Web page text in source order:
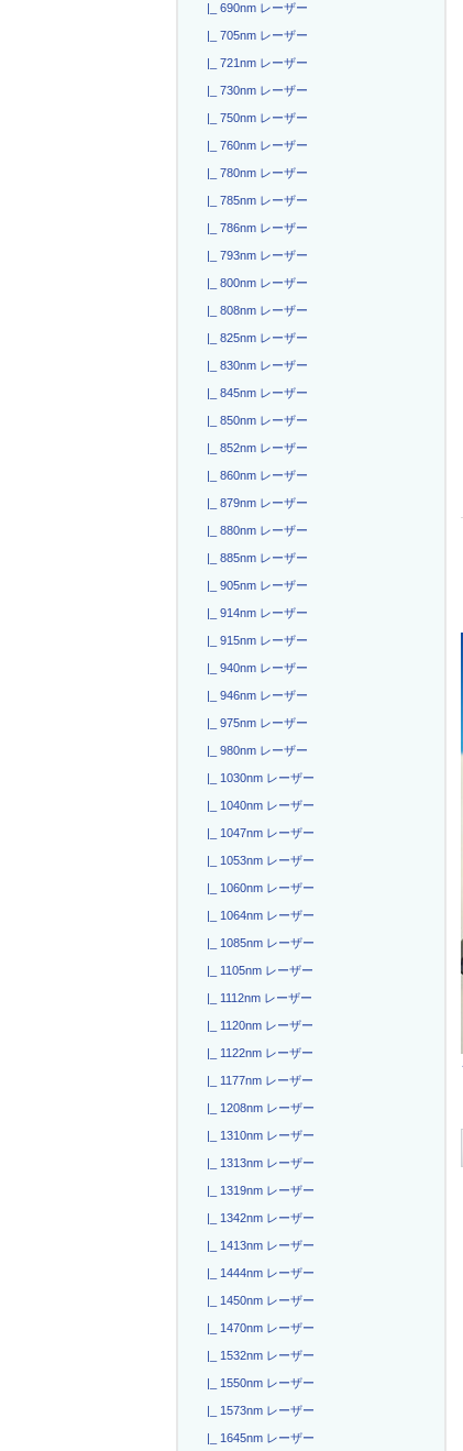
|_ 690nm レーザー
|_ 705nm レーザー
|_ 721nm レーザー
|_ 730nm レーザー
|_ 750nm レーザー
|_ 760nm レーザー
|_ 780nm レーザー
|_ 785nm レーザー
|_ 786nm レーザー
|_ 793nm レーザー
|_ 800nm レーザー
|_ 808nm レーザー
|_ 825nm レーザー
|_ 830nm レーザー
|_ 845nm レーザー
|_ 850nm レーザー
|_ 852nm レーザー
|_ 860nm レーザー
|_ 879nm レーザー
|_ 880nm レーザー
|_ 885nm レーザー
|_ 905nm レーザー
|_ 914nm レーザー
|_ 915nm レーザー
|_ 940nm レーザー
|_ 946nm レーザー
|_ 975nm レーザー
|_ 980nm レーザー
|_ 1030nm レーザー
|_ 1040nm レーザー
|_ 1047nm レーザー
|_ 1053nm レーザー
|_ 1060nm レーザー
|_ 1064nm レーザー
|_ 1085nm レーザー
|_ 1105nm レーザー
|_ 1112nm レーザー
|_ 1120nm レーザー
|_ 1122nm レーザー
|_ 1177nm レーザー
|_ 1208nm レーザー
|_ 1310nm レーザー
|_ 1313nm レーザー
|_ 1319nm レーザー
|_ 1342nm レーザー
|_ 1413nm レーザー
|_ 1444nm レーザー
|_ 1450nm レーザー
|_ 1470nm レーザー
|_ 1532nm レーザー
|_ 1550nm レーザー
|_ 1573nm レーザー
|_ 1645nm レーザー